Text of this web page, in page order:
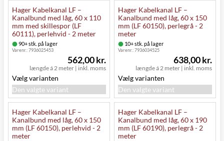
Hager Kabelkanal LF –
Kanalbund med låg, 60 x 110
mm med skillespor (LF
60111), perlehvid - 2 meter
90+ stk. på lager
Varenr.:7936025453
længde á 2 meter | inkl. moms
562,00 kr.
Vælg varianten
Den valgte variant
Hager Kabelkanal LF –
Kanalbund med låg, 60 x 150
mm (LF 60150), perlegrå - 2
meter
10+ stk. på lager
Varenr.:7936034525
længde á 2 meter | inkl. moms
638,00 kr.
Vælg varianten
Den valgte variant
Hager Kabelkanal LF –
Kanalbund med låg, 60 x 150
mm (LF 60150), perlehvid - 2
meter
Hager Kabelkanal LF –
Kanalbund med låg, 60 x 190
mm (LF 60190), perlegrå - 2
meter